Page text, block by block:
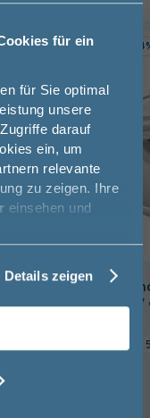
für ein
für Sie optimal
unsere
darauf
ein, um
relevante
zu zeigen. Ihre
einsehen und
Details zeigen
-
Fackelmann
Doppelhaken - 7
unserem
Sie